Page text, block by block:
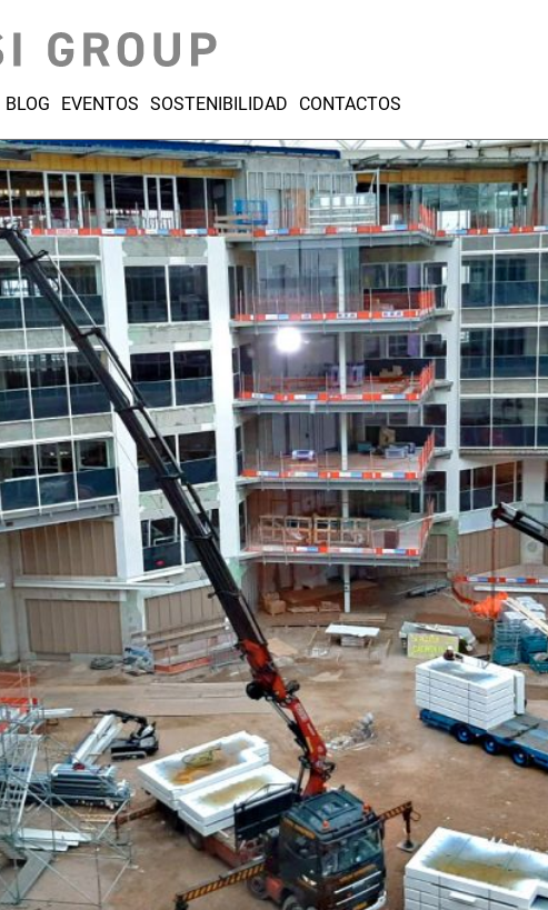
BLOG EVENTOS SOSTENIBILIDAD CONTACTOS